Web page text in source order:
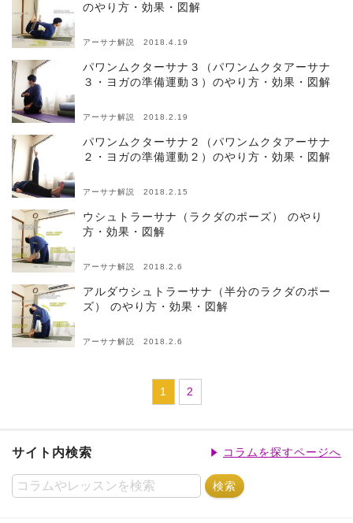
のやり方・効果・図解
アーサナ解説 2018.4.19
パワンムクターサナ３（パワンムクタアーサナ
３・ヨガの準備運動３）のやり方・効果・図解
アーサナ解説 2018.2.19
パワンムクターサナ２（パワンムクタアーサナ
２・ヨガの準備運動２）のやり方・効果・図解
アーサナ解説 2018.2.15
ウシュトラーサナ（ラクダのポーズ） のやり
方・効果・図解
アーサナ解説 2018.2.6
アルダウシュトラーサナ（半分のラクダのポー
ズ） のやり方・効果・図解
アーサナ解説 2018.2.6
1 2
サイト内検索 コラムを探すページへ